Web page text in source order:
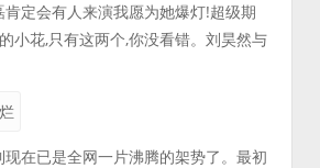
定会有人来演我愿为她爆灯!超级期
小花,只有这两个,你没看错。刘昊然与
现在已是全网一片沸腾的架势了。最初